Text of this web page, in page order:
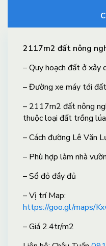
2117m2 đất nông
– Quy hoạch đất ở xây
– Đường xe máy tới đất
– 2117m2 đất nông
thuộc loại đất trồng lúa
– Cách đường Lê Văn
– Phù hợp làm nhà
– Sổ đỏ đầy đủ
–Vị trí Map:
https://goo.gl/maps/
– Giá 2.4tr/m2